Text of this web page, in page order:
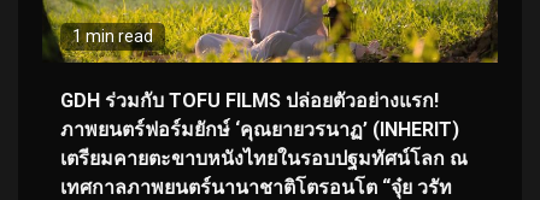
1 min read
GDH ร่วมกับ TOFU FILMS ปล่อยตัวอย่างแรก!
ภาพยนตร์ฟอร์มยักษ์ ‘คุณยายวรนาฏ’ (INHERIT)
เตรียมคายตะขาบหนังไทยในรอบปฐมทัศน์โลก ณ
เทศกาลภาพยนตร์นานาชาติโตรอนโต “จุ๋ย วรัท